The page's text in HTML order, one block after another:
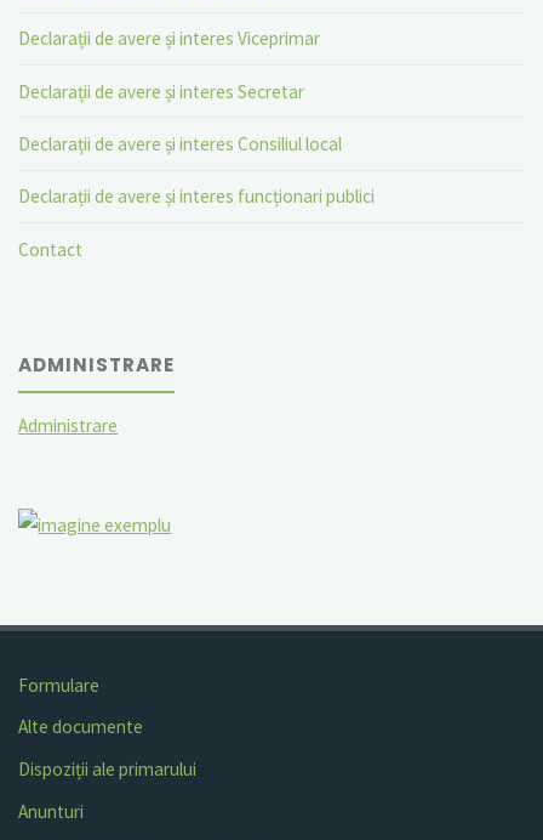
Declarații de avere și interes Viceprimar
Declarații de avere și interes Secretar
Declarații de avere și interes Consiliul local
Declarații de avere și interes funcționari publici
Contact
ADMINISTRARE
Administrare
Formulare
Alte documente
Dispoziții ale primarului
Anunturi